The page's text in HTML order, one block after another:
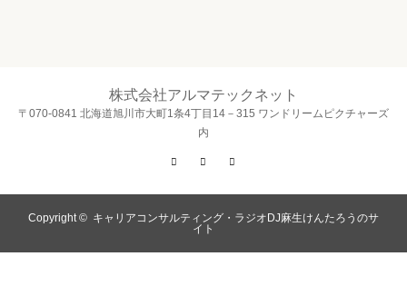
株式会社アルマテックネット
〒070-0841 北海道旭川市大町1条4丁目14－315 ワンドリームピクチャーズ
内
Twitter
Facebook
Copyright © キャリアコンサルティング・ラジオDJ麻生けんたろうのサ
イト